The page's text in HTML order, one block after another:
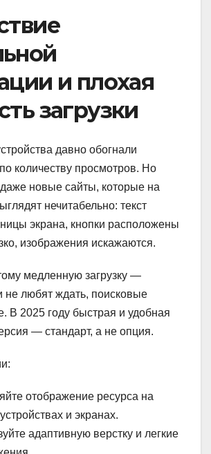
и плохая
загрузки
давно обогнали
количеству просмотров. Но
новые сайты, которые на
нечитабельно: текст
экрана, кнопки расположены
изображения искажаются.
медленную загрузку —
не любят ждать, поисковые
В 2025 году быстрая и удобная
— стандарт, а не опция.
отображение ресурса на
и экранах.
адаптивную верстку и легкие